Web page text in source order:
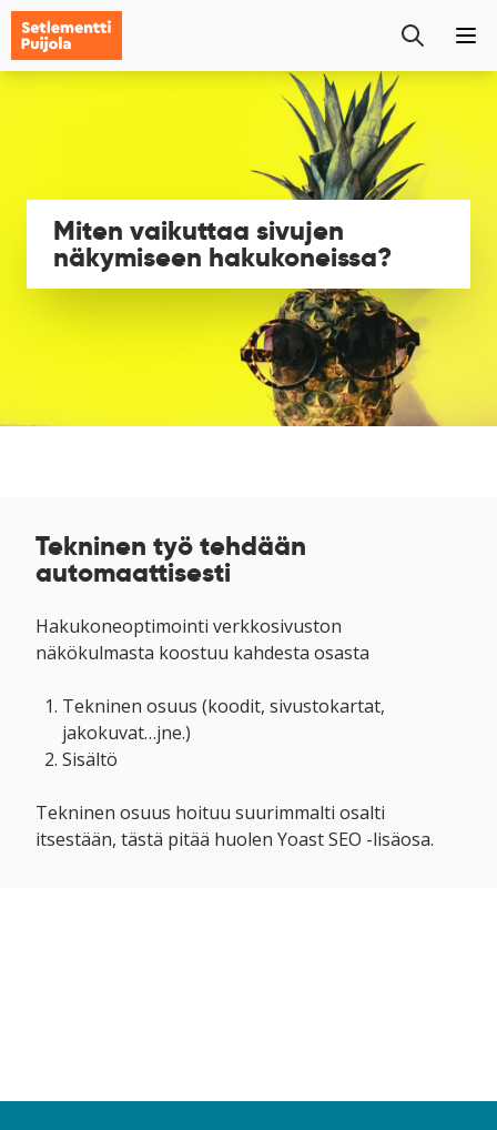
Setlementti
Puijola
Etsi
Miten vaikuttaa sivujen
näkymiseen hakukoneissa?
Tekninen työ tehdään
automaattisesti
Hakukoneoptimointi verkkosivuston
näkökulmasta koostuu kahdesta osasta
Tekninen osuus (koodit, sivustokartat,
jakokuvat…jne.)
Sisältö
Tekninen osuus hoituu suurimmalti osalti
itsestään, tästä pitää huolen Yoast SEO -lisäosa.